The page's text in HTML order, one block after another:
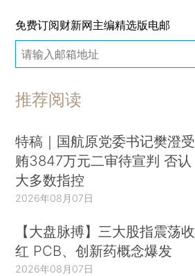
免费订阅财新网主编精选版电邮
推荐阅读
特稿｜国航原党委书记樊澄受
贿3847万元二审待宣判 否认
大多数指控
2026年08月07日
【大盘脉搏】三大股指震荡收
红 PCB、创新药概念爆发
2026年08月07日